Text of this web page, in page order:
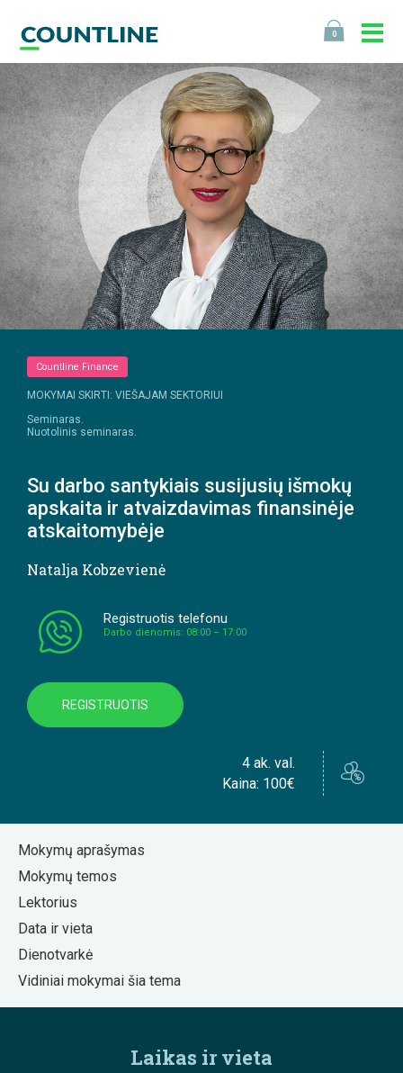
0
Countline Finance
MOKYMAI SKIRTI: VIEŠAJAM SEKTORIUI
Seminaras.
Nuotolinis seminaras.
Su darbo santykiais susijusių išmokų
apskaita ir atvaizdavimas finansinėje
atskaitomybėje
Natalja Kobzevienė
Registruotis telefonu
Darbo dienomis: 08:00 – 17:00
REGISTRUOTIS
4 ak. val.
Kaina: 100€
Mokymų aprašymas
Mokymų temos
Lektorius
Data ir vieta
Dienotvarkė
Vidiniai mokymai šia tema
Laikas ir vieta